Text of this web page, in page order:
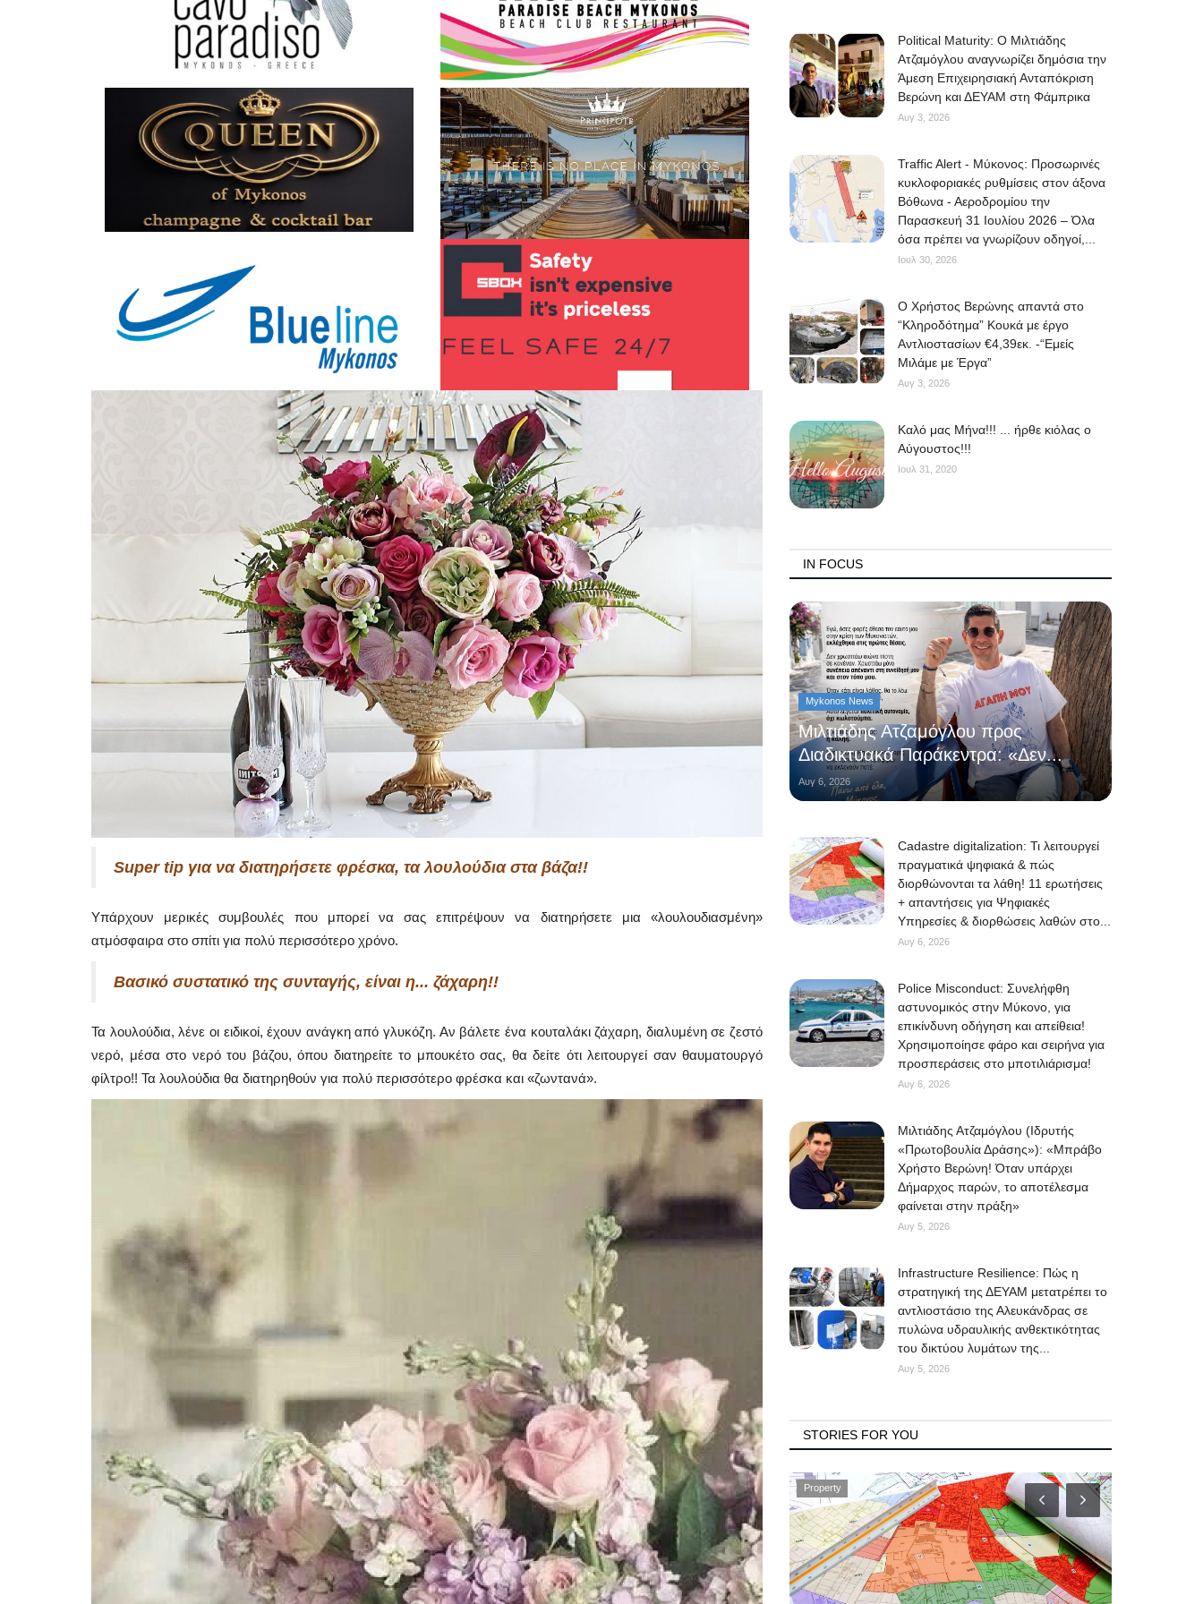
Super tip για να διατηρήσετε φρέσκα, τα λουλούδια στα βάζα!!
Υπάρχουν μερικές συμβουλές που μπορεί να σας επιτρέψουν να διατηρήσετε μια «λουλουδιασμένη»
ατμόσφαιρα στο σπίτι για πολύ περισσότερο χρόνο.
Βασικό συστατικό της συνταγής, είναι η... ζάχαρη!!
Τα λουλούδια, λένε οι ειδικοί, έχουν ανάγκη από γλυκόζη. Αν βάλετε ένα κουταλάκι ζάχαρη, διαλυμένη σε ζεστό
νερό, μέσα στο νερό του βάζου, όπου διατηρείτε το μπουκέτο σας, θα δείτε ότι λειτουργεί σαν θαυματουργό
φίλτρο!! Τα λουλούδια θα διατηρηθούν για πολύ περισσότερο φρέσκα και «ζωντανά».
Political Maturity: Ο Μιλτιάδης
Ατζαμόγλου αναγνωρίζει δημόσια την
Άμεση Επιχειρησιακή Ανταπόκριση
Βερώνη και ΔΕΥΑΜ στη Φάμπρικα
Αυγ 3, 2026
Traffic Alert - Μύκονος: Προσωρινές
κυκλοφοριακές ρυθμίσεις στον άξονα
Βόθωνα - Αεροδρομίου την
Παρασκευή 31 Ιουλίου 2026 – Όλα
όσα πρέπει να γνωρίζουν οδηγοί,...
Ιουλ 30, 2026
O Χρήστος Βερώνης απαντά στο
“Κληροδότημα” Κουκά με έργο
Αντλιοστασίων €4,39εκ. -“Εμείς
Μιλάμε με Έργα”
Αυγ 3, 2026
Kαλό μας Μήνα!!! ... ήρθε κιόλας ο
Αύγουστος!!!
Ιουλ 31, 2020
IN FOCUS
Mykonos News
Μιλτιάδης Ατζαμόγλου προς
Διαδικτυακά Παράκεντρα: «Δεν...
Αυγ 6, 2026
Cadastre digitalization: Τι λειτουργεί
πραγματικά ψηφιακά & πώς
διορθώνονται τα λάθη! 11 ερωτήσεις
+ απαντήσεις για Ψηφιακές
Υπηρεσίες & διορθώσεις λαθών στο...
Αυγ 6, 2026
Police Misconduct: Συνελήφθη
αστυνομικός στην Μύκονο, για
επικίνδυνη οδήγηση και απείθεια!
Χρησιμοποίησε φάρο και σειρήνα για
προσπεράσεις στο μποτιλιάρισμα!
Αυγ 6, 2026
Μιλτιάδης Ατζαμόγλου (Ιδρυτής
«Πρωτοβουλία Δράσης»): «Μπράβο
Χρήστο Βερώνη! Όταν υπάρχει
Δήμαρχος παρών, το αποτέλεσμα
φαίνεται στην πράξη»
Αυγ 5, 2026
Infrastructure Resilience: Πώς η
στρατηγική της ΔΕΥΑΜ μετατρέπει το
αντλιοστάσιο της Αλευκάνδρας σε
πυλώνα υδραυλικής ανθεκτικότητας
του δικτύου λυμάτων της...
Αυγ 5, 2026
STORIES FOR YOU
Government Mykonos News Property